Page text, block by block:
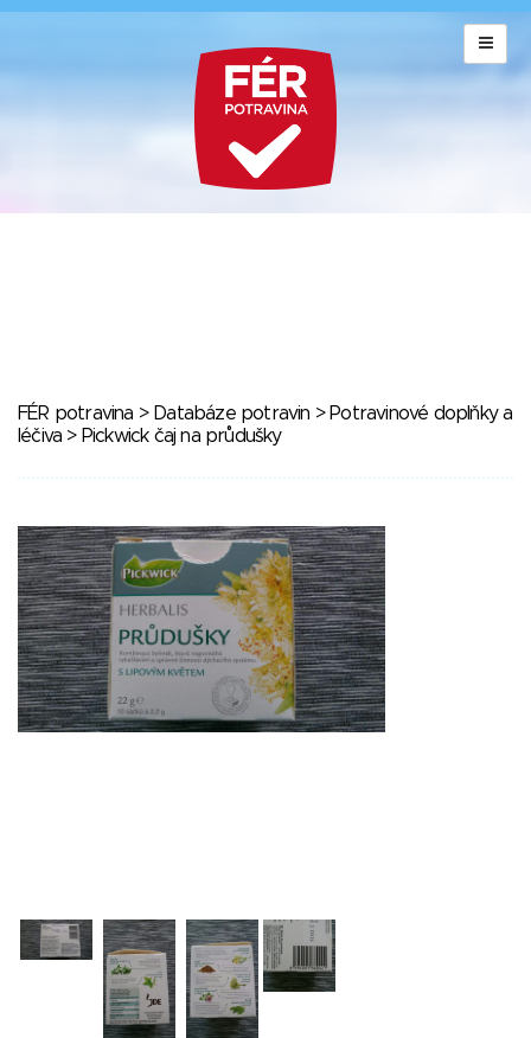
FÉR potravina > Databáze potravin > Potravinové doplňky a
léčiva > Pickwick čaj na průdušky